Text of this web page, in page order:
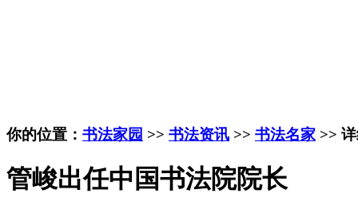
你的位置： 书法家园 >> 书法资讯 >> 书法名家 >>
管峻出任中国书法院院长